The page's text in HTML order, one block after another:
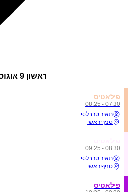
ראשון 9 אוגוסט
פילאטיס
07:30 - 08:25
תאיר טרבלסי
סניף ראשי
08:30 - 09:25
תאיר טרבלסי
סניף ראשי
פילאטיס